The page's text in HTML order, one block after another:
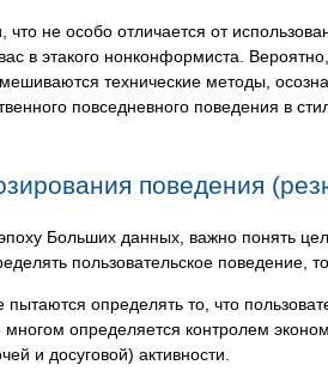
не особо отличается от
в этакого нонконформиста.
технические методы,
повседневного поведения в
поведения
Больших данных, важно понять
пользовательское поведение,
определять то, что
многом определяется контролем
и досуговой) активности.